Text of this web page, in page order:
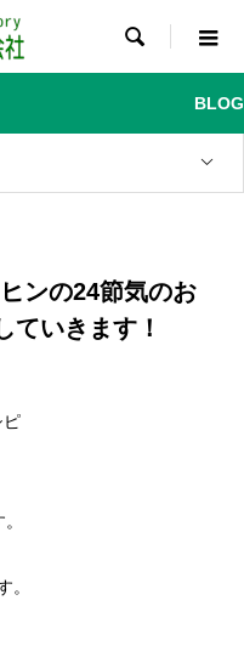

BLOG
ンの24節気のお
ていきます！
。